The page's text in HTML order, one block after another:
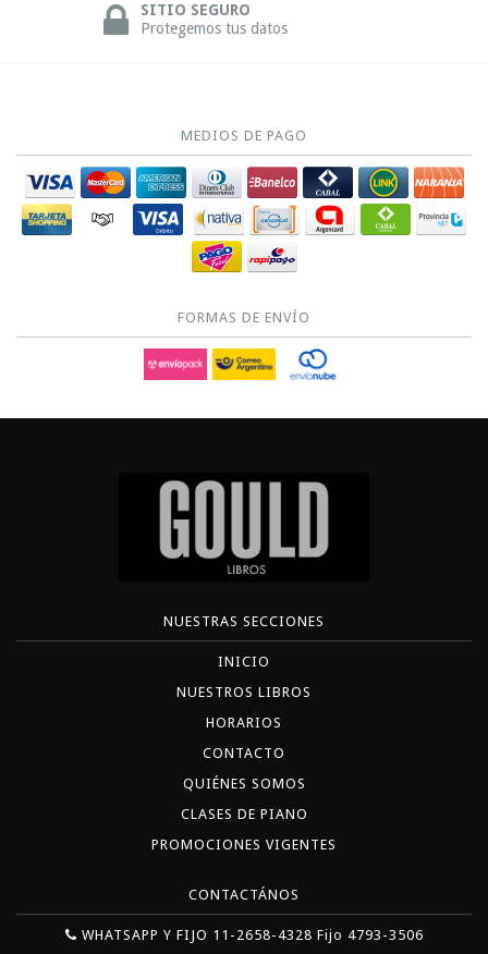
SITIO SEGURO
Protegemos tus datos
MEDIOS DE PAGO
FORMAS DE ENVÍO
NUESTRAS SECCIONES
INICIO
NUESTROS LIBROS
HORARIOS
CONTACTO
QUIÉNES SOMOS
CLASES DE PIANO
PROMOCIONES VIGENTES
CONTACTÁNOS
WHATSAPP Y FIJO 11-2658-4328 Fijo 4793-3506